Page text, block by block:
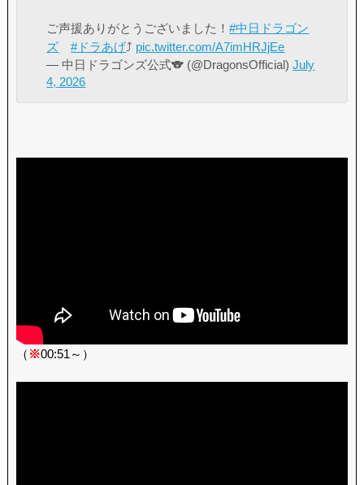
ご声援ありがとうございました！#中日ドラゴン
ズ
#ドラあげ⤴︎ pic.twitter.com/A7imHRJjEe
— 中日ドラゴンズ公式🐨 (@DragonsOfficial)July
4, 2026
（ ※00:51～）